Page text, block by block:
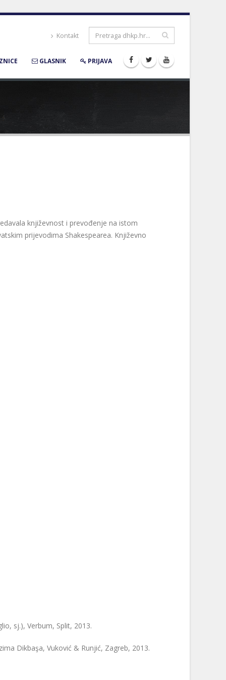
Kontakt
GLASNIK PRIJAVA
književnost i prevođenje na istom
prijevodima Shakespearea. Književno
sj.), Verbum, Split, 2013.
Dikbaşa, Vuković & Runjić, Zagreb, 2013.